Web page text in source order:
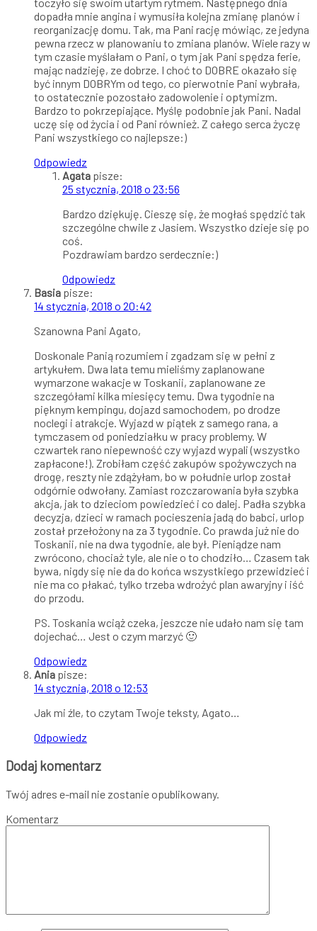
dopadła mnie angina i wymusiła kolejna zmianę planów i
reorganizację domu. Tak, ma Pani rację mówiąc, ze jedyna
pewna rzecz w planowaniu to zmiana planów. Wiele razy w
tym czasie myślałam o Pani, o tym jak Pani spędza ferie,
mając nadzieję, ze dobrze. I choć to DOBRE okazało się
być innym DOBRYm od tego, co pierwotnie Pani wybrała,
to ostatecznie pozostało zadowolenie i optymizm.
Bardzo to pokrzepiające. Myślę podobnie jak Pani. Nadal
uczę się od życia i od Pani również. Z całego serca życzę
Pani wszystkiego co najlepsze:)
Odpowiedz
Agata pisze:
25 stycznia, 2018 o 23:56
Bardzo dziękuję. Cieszę się, że mogłaś spędzić tak
szczególne chwile z Jasiem. Wszystko dzieje się po
coś.
Pozdrawiam bardzo serdecznie:)
Odpowiedz
Basia pisze:
14 stycznia, 2018 o 20:42
Szanowna Pani Agato,
Doskonale Panią rozumiem i zgadzam się w pełni z
artykułem. Dwa lata temu mieliśmy zaplanowane
wymarzone wakacje w Toskanii, zaplanowane ze
szczegółami kilka miesięcy temu. Dwa tygodnie na
pięknym kempingu, dojazd samochodem, po drodze
noclegi i atrakcje. Wyjazd w piątek z samego rana, a
tymczasem od poniedziałku w pracy problemy. W
czwartek rano niepewność czy wyjazd wypali (wszystko
zapłacone!). Zrobiłam część zakupów spożywczych na
drogę, reszty nie zdążyłam, bo w południe urlop został
odgórnie odwołany. Zamiast rozczarowania była szybka
akcja, jak to dzieciom powiedzieć i co dalej. Padła szybka
decyzja, dzieci w ramach pocieszenia jadą do babci, urlop
został przełożony na za 3 tygodnie. Co prawda już nie do
Toskanii, nie na dwa tygodnie, ale był. Pieniądze nam
zwrócono, chociaż tyle, ale nie o to chodziło… Czasem tak
bywa, nigdy się nie da do końca wszystkiego przewidzieć i
nie ma co płakać, tylko trzeba wdrożyć plan awaryjny i iść
do przodu.
PS. Toskania wciąż czeka, jeszcze nie udało nam się tam
dojechać… Jest o czym marzyć 🙂
Odpowiedz
Ania pisze:
14 stycznia, 2018 o 12:53
Jak mi źle, to czytam Twoje teksty, Agato…
Odpowiedz
Dodaj komentarz
Twój adres e-mail nie zostanie opublikowany.
Komentarz